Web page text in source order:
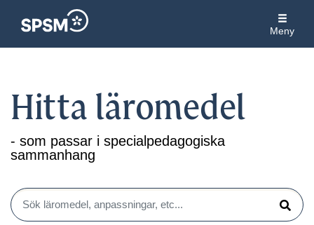
Meny
Hitta läromedel
- som passar i specialpedagogiska
sammanhang
Sök läromedel, anpassningar, etc...
Sök